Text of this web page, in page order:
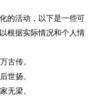
活动，以下是一些可
根据实际情况和个人情
古传。
世扬。
无梁。